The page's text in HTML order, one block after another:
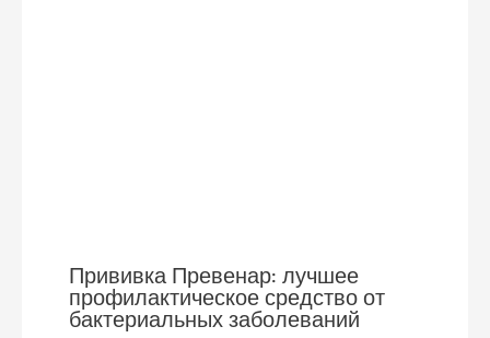
Прививка Превенар: лучшее
профилактическое средство от
бактериальных заболеваний